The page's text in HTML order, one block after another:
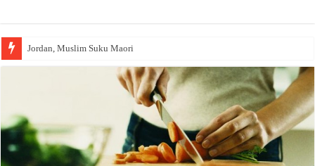
Jordan, Muslim Suku Maori